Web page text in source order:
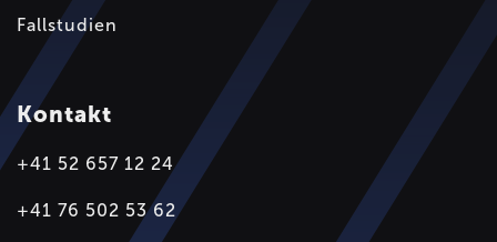
Fallstudien
Kontakt
+41 52 657 12 24
+41 76 502 53 62